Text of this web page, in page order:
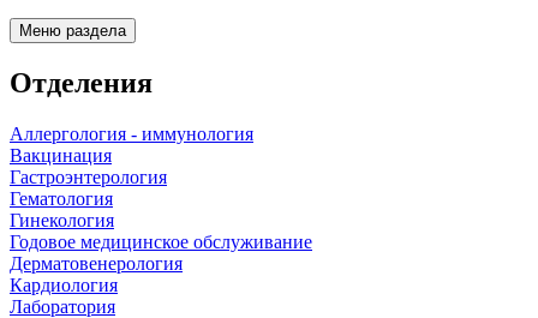
Меню раздела
Отделения
Аллергология - иммунология
Вакцинация
Гастроэнтерология
Гематология
Гинекология
Годовое медицинское обслуживание
Дерматовенерология
Кардиология
Лаборатория